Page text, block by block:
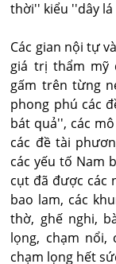
thời'' kiểu ''dây
Các gian nội tự
giá trị thẩm mỹ
gấm trên từng
phong phú các
bát quả'', các
các đề tài
các yếu tố Nam
cụt đã được các
bao lam, các
thờ, ghế nghi,
lọng, chạm nổi,
chạm lọng hết